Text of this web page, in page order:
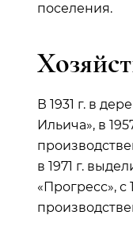
поселения.
В 1931 г. в
Ильича», в
в 1971 г.
«Прогресс», с